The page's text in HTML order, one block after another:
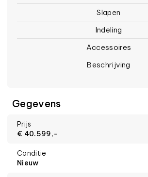
Slapen
Indeling
Accessoires
Beschrijving
Gegevens
Prijs
€ 40.599,-
Conditie
Nieuw